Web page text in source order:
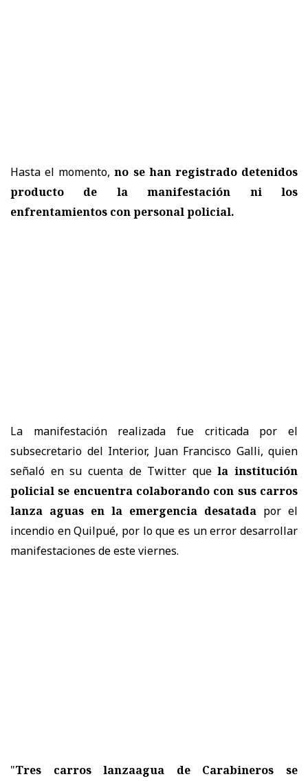
Hasta el momento,no se han registrado detenidos
producto de la manifestación ni los
enfrentamientos con personal policial.
La manifestación realizada fue criticada por el
subsecretario del Interior, Juan Francisco Galli, quien
señaló en su cuenta de Twitter quela institución
policial se encuentra colaborando con sus carros
lanza aguas en la emergencia desatada por el
incendio en Quilpué, por lo que es un error desarrollar
manifestaciones de este viernes.
"Tres carros lanzaagua de Carabineros se